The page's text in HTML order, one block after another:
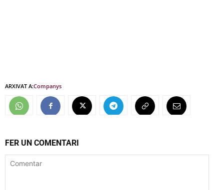
ARXIVAT A:Companys
FER UN COMENTARI